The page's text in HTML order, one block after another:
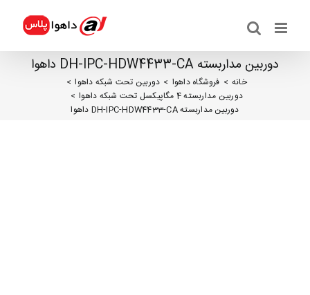
دوربین مداربسته DH-IPC-HDW4433-CA داهوا
خانه فروشگاه داهوا
دوربین تحت شبکه داهوا
دوربین مداربسته 4 مگاپیکسل تحت شبکه داهوا
دوربین مداربسته DH-IPC-HDW4433-CA داهوا